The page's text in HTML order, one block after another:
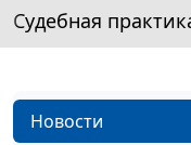
Судебная
Новости